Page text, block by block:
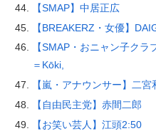
【SMAP】中居正広
【BREAKERZ・女優】
【SMAP・おニャン子ク
＝Kōki,
【嵐・アナウンサー】二
【自由民主党】赤間二郎
【お笑い芸人】江頭2:50